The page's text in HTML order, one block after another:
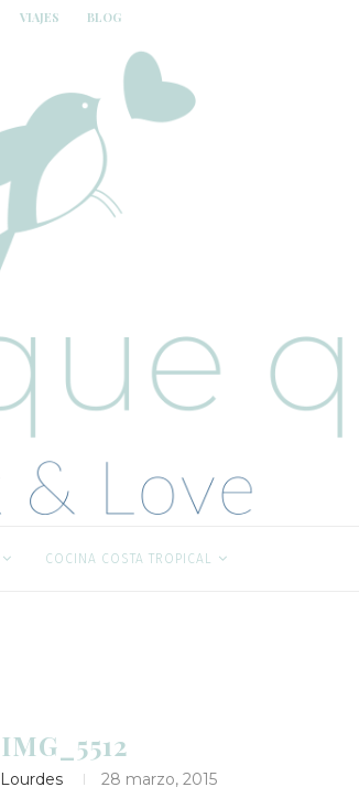
VIAJES BLOG
COCINA COSTA TROPICAL
IMG_5512
Lourdes 28 marzo, 2015